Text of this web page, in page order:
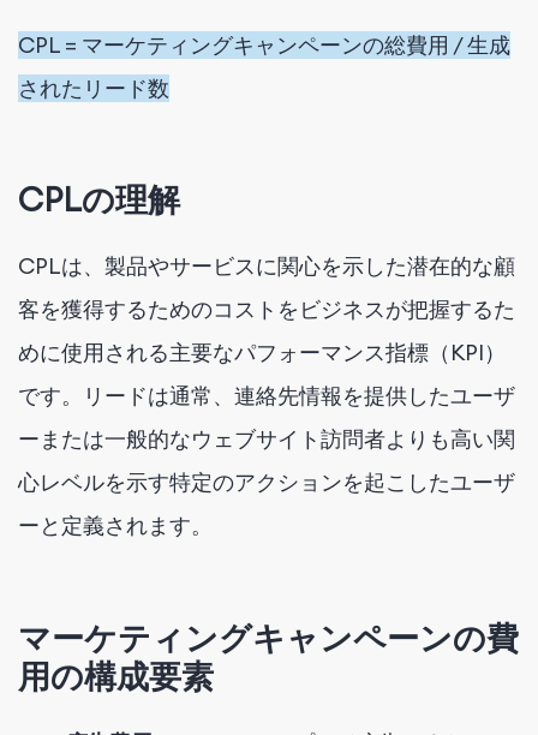
CPL = マーケティングキャンペーンの総費用 / 生成
されたリード数
CPLの理解
CPLは、製品やサービスに関心を示した潜在的な顧
客を獲得するためのコストをビジネスが把握するた
めに使用される主要なパフォーマンス指標（KPI）
です。リードは通常、連絡先情報を提供したユーザ
ーまたは一般的なウェブサイト訪問者よりも高い関
心レベルを示す特定のアクションを起こしたユーザ
ーと定義されます。
マーケティングキャンペーンの費
用の構成要素